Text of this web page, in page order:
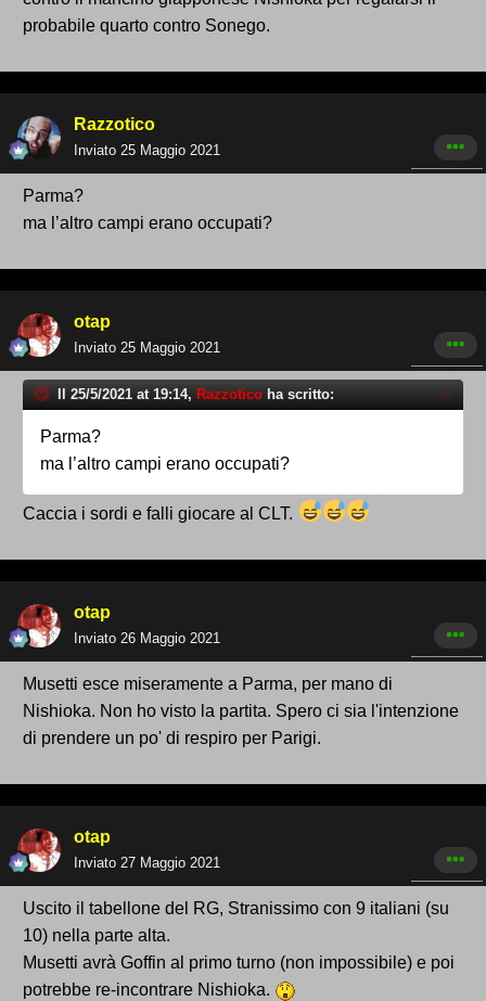
probabile quarto contro Sonego.
Razzotico
Inviato 25 Maggio 2021
Parma?
ma l’altro campi erano occupati?
otap
Inviato 25 Maggio 2021
Il 25/5/2021 at 19:14, Razzotico ha scritto:
Parma?
ma l’altro campi erano occupati?
Caccia i sordi e falli giocare al CLT.
otap
Inviato 26 Maggio 2021
Musetti esce miseramente a Parma, per mano di
Nishioka. Non ho visto la partita. Spero ci sia l'intenzione
di prendere un po' di respiro per Parigi.
otap
Inviato 27 Maggio 2021
Uscito il tabellone del RG, Stranissimo con 9 italiani (su
10) nella parte alta.
Musetti avrà Goffin al primo turno (non impossibile) e poi
potrebbe re-incontrare Nishioka.